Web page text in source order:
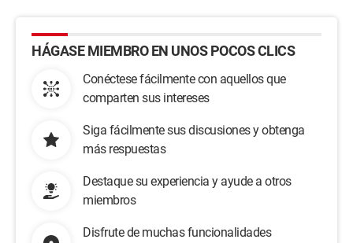
HÁGASE MIEMBRO EN UNOS POCOS CLICS
Conéctese fácilmente con aquellos que
comparten sus intereses
Siga fácilmente sus discusiones y obtenga
más respuestas
Destaque su experiencia y ayude a otros
miembros
Disfrute de muchas funcionalidades